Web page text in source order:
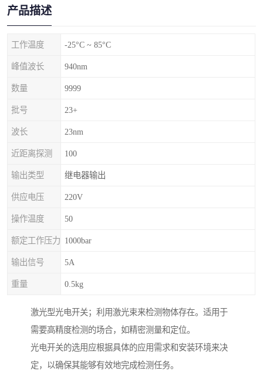
产品描述
工作温度 -25°C ~ 85°C
峰值波长 940nm
数量 9999
批号 23+
波长 23nm
近距离探测 100
输出类型 继电器输出
供应电压 220V
操作温度 50
额定工作压力 1000bar
输出信号 5A
重量 0.5kg
激光型光电开关；利用激光束来检测物体存在。适用于
需要高精度检测的场合，如精密测量和定位。
光电开关的选用应根据具体的应用需求和安装环境来决
定，以确保其能够有效地完成检测任务。